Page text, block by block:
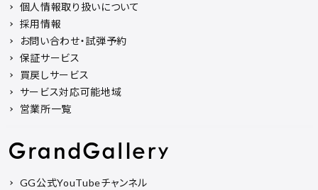
個人情報取り扱いについて
採用情報
お問い合わせ・試弾予約
保証サービス
買戻しサービス
サービス対応可能地域
営業所一覧
GG公式YouTubeチャンネル